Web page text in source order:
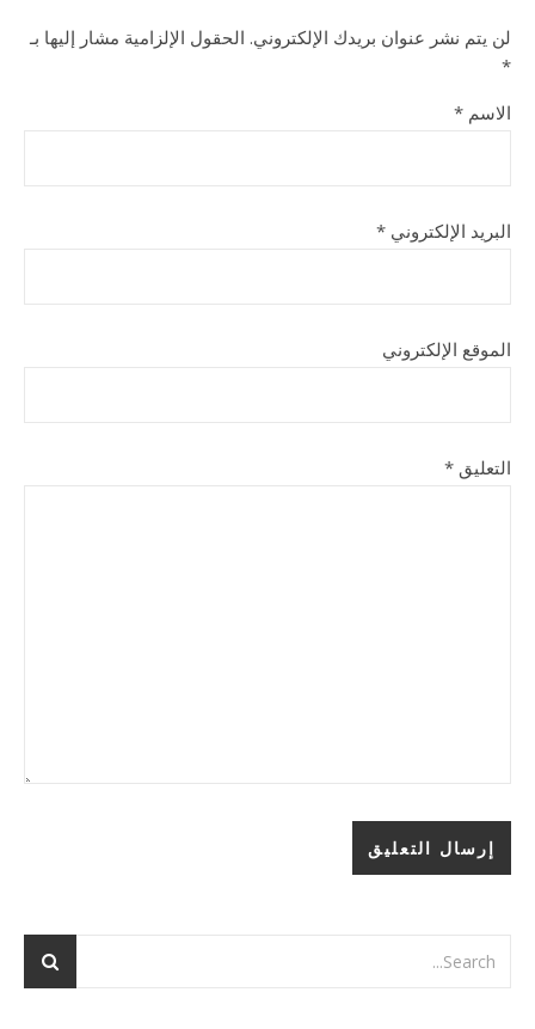
لن يتم نشر عنوان بريدك الإلكتروني. الحقول الإلزامية مشار إليها بـ
*
الاسم *
البريد الإلكتروني *
الموقع الإلكتروني
التعليق *